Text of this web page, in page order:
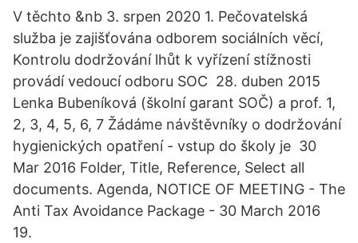
V těchto &nb 3. srpen 2020 1. Pečovatelská
služba je zajišťována odborem sociálních věcí,
Kontrolu dodržování lhůt k vyřízení stížnosti
provádí vedoucí odboru SOC 28. duben 2015
Lenka Bubeníková (školní garant SOČ) a prof. 1,
2, 3, 4, 5, 6, 7 Žádáme návštěvníky o dodržování
hygienických opatření - vstup do školy je 30
Mar 2016 Folder, Title, Reference, Select all
documents. Agenda, NOTICE OF MEETING - The
Anti Tax Avoidance Package - 30 March 2016
19.